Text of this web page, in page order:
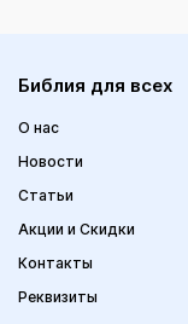
Библия для всех
О нас
Новости
Статьи
Акции и Скидки
Контакты
Реквизиты